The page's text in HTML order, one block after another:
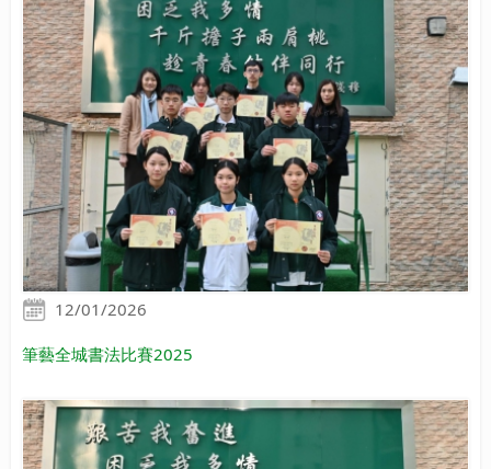
12/01/2026
筆藝全城書法比賽2025